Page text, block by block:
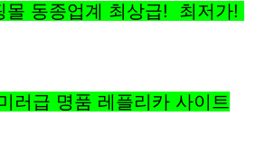
몰 동종업계 최상급! 최저가!
러급 명품 레플리카 사이트